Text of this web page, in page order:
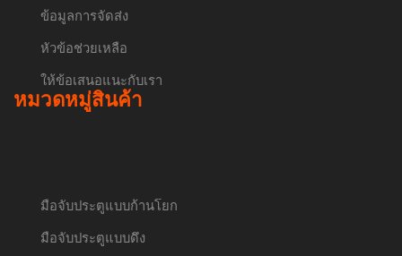
ข้อมูลการจัดส่ง
หัวข้อช่วยเหลือ
ให้ข้อเสนอแนะกับเรา
หมวดหมู่สินค้า
มือจับประตูแบบก้านโยก
มือจับประตูแบบดึง